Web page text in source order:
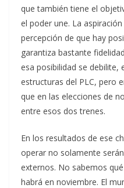
que también tiene el
el poder une. La
percepción de que hay
garantiza bastante
esa posibilidad se debilite,
estructuras del PLC, pero
que en las elecciones de
entre esos dos trenes.
En los resultados de ese
operar no solamente
externos. No sabemos
habrá en noviembre. El